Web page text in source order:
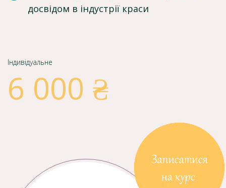
досвідом в індустрії краси
Індивідуальне
6 000 ₴